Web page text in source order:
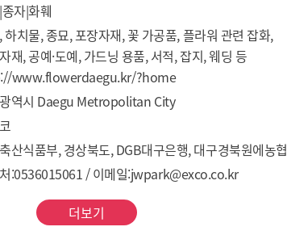
자|화훼
하치물, 종묘, 포장자재, 꽃 가공품, 플라워 관련 잡화,
재, 공예·도예, 가드닝 용품, 서적, 잡지, 웨딩 등
www.flowerdaegu.kr/?home
역시 Daegu Metropolitan City
산식품부, 경상북도, DGB대구은행, 대구경북원에농협
:0536015061 / 이메일:jwpark@exco.co.kr
더보기